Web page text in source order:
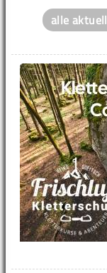
alle